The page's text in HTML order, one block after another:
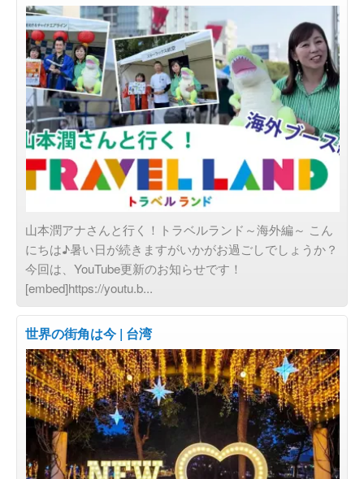
とっておき旅行を探す
山本潤アナさんと行く！トラベルランド～海外編～ こん
にちは♪暑い日が続きますがいかがお過ごしでしょうか？
今回は、YouTube更新のお知らせです！
[embed]https://youtu.b...
世界の街角は今 | 台湾
おすすめ